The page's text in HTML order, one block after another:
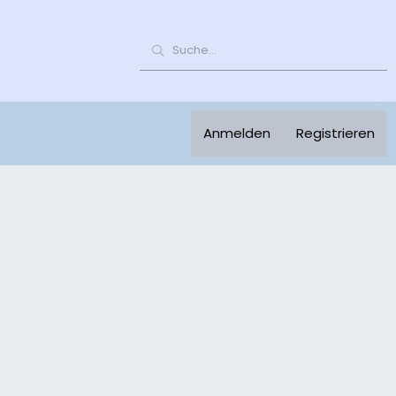
Anmelden Registrieren